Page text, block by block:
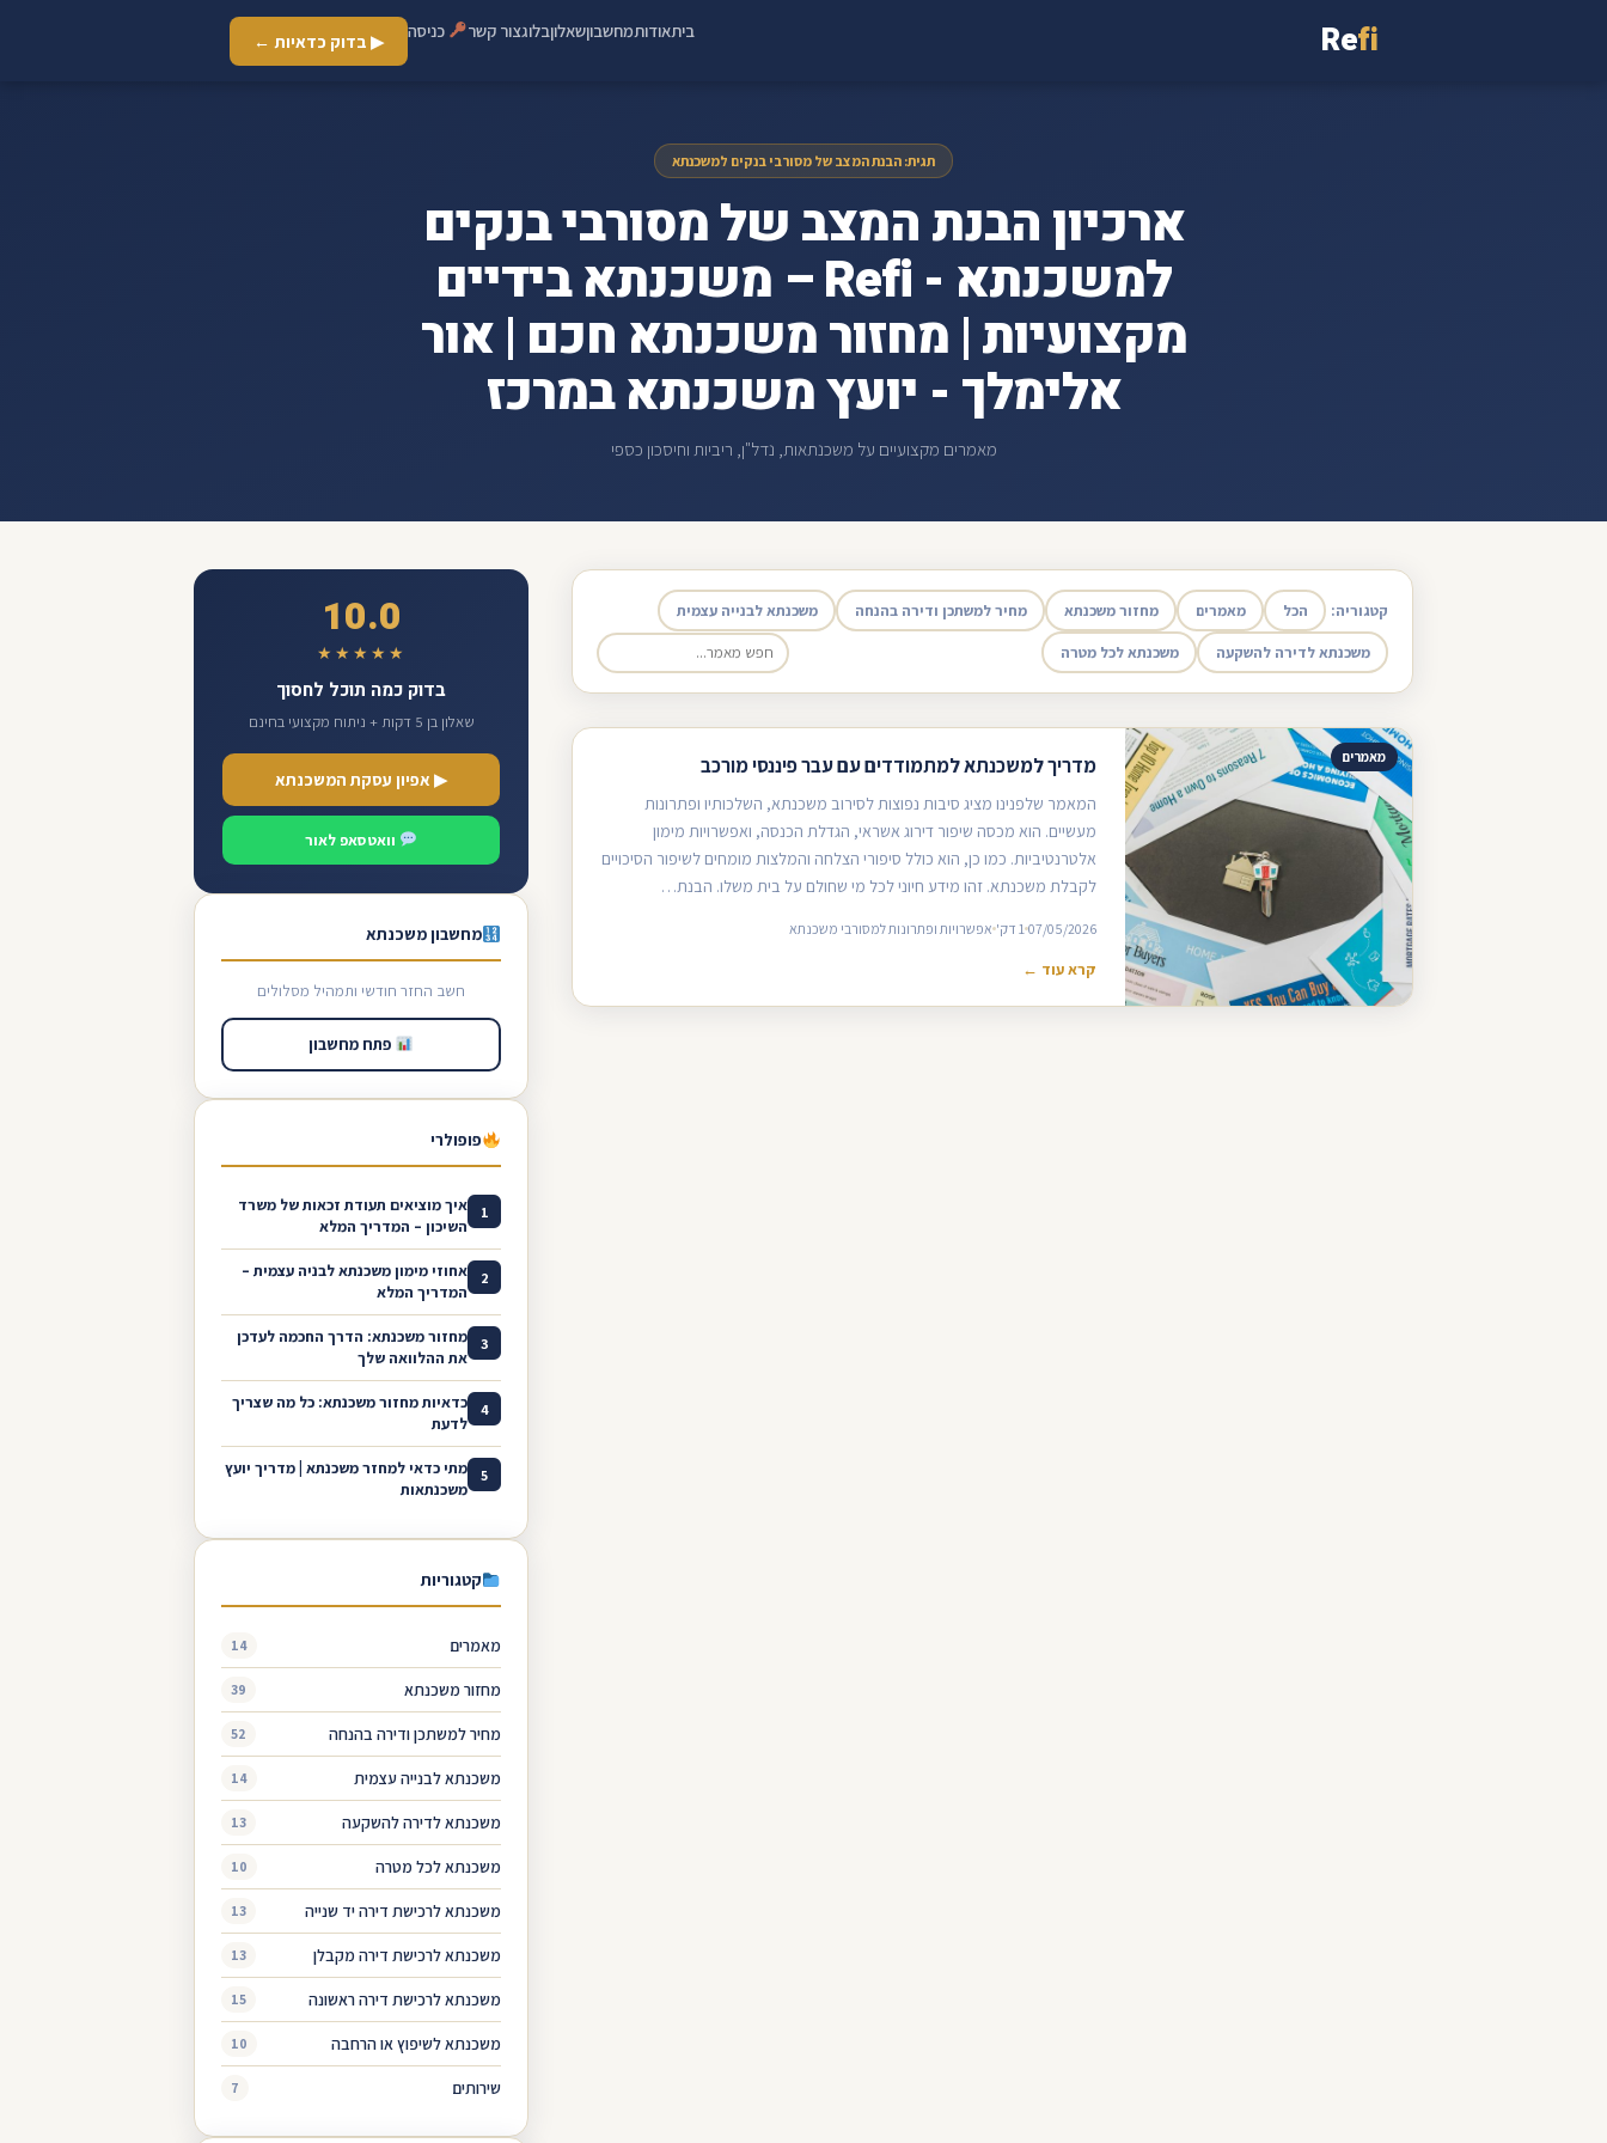
Refi ביתאודותמחשבוןשאלוןבלוגצור קשר כניסה ▶ בדוק כדאיות ←
תגית: הבנת המצב של מסורבי בנקים למשכנתא
ארכיון הבנת המצב של מסורבי בנקים
למשכנתא - Refi – משכנתא בידיים
מקצועיות | מחזור משכנתא חכם | אור
אלימלך - יועץ משכנתא במרכז
מאמרים מקצועיים על משכנתאות, נדל"ן, ריביות וחיסכון כספי
קטגוריה: הכל מאמרים מחזור משכנתא מחיר למשתכן ודירה בהנחה משכנתא לבנייה עצמית
משכנתא לדירה להשקעה משכנתא לכל מטרה
מאמרים מדריך למשכנתא למתמודדים עם עבר פיננסי מורכב
המאמר שלפנינו מציג סיבות נפוצות לסירוב משכנתא, השלכותיו ופתרונות
מעשיים. הוא מכסה שיפור דירוג אשראי, הגדלת הכנסה, ואפשרויות מימון
אלטרנטיביות. כמו כן, הוא כולל סיפורי הצלחה והמלצות מומחים לשיפור הסיכויים
לקבלת משכנתא. זהו מידע חיוני לכל מי שחולם על בית משלו. הבנת…
07/05/2026 1 דק' אפשרויות ופתרונות למסורבי משכנתא
קרא עוד ←
10.0
★★★★★
בדוק כמה תוכל לחסוך
שאלון בן 5 דקות + ניתוח מקצועי בחינם
▶ אפיון עסקת המשכנתא
וואטסאפ לאור
מחשבון משכנתא
חשב החזר חודשי ותמהיל מסלולים
פתח מחשבון
פופולרי
1
איך מוציאים תעודת זכאות של משרד
השיכון – המדריך המלא
2
אחוזי מימון משכנתא לבניה עצמית –
המדריך המלא
3
מחזור משכנתא: הדרך החכמה לעדכן
את ההלוואה שלך
4
כדאיות מחזור משכנתא: כל מה שצריך
לדעת
5
מתי כדאי למחזר משכנתא | מדריך יועץ
משכנתאות
קטגוריות
מאמרים 14
מחזור משכנתא 39
מחיר למשתכן ודירה בהנחה 52
משכנתא לבנייה עצמית 14
משכנתא לדירה להשקעה 13
משכנתא לכל מטרה 10
משכנתא לרכישת דירה יד שנייה 13
משכנתא לרכישת דירה מקבלן 13
משכנתא לרכישת דירה ראשונה 15
משכנתא לשיפוץ או הרחבה 10
שירותים 7